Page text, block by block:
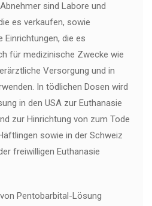
sind Labore und
es verkaufen, sowie
Einrichtungen, die es
für medizinische Zwecke wie
Versorgung und in
In tödlichen Dosen wird
in den USA zur Euthanasie
zur Hinrichtung von zum Tode
sowie in der Schweiz
freiwilligen Euthanasie
Pentobarbital-Lösung